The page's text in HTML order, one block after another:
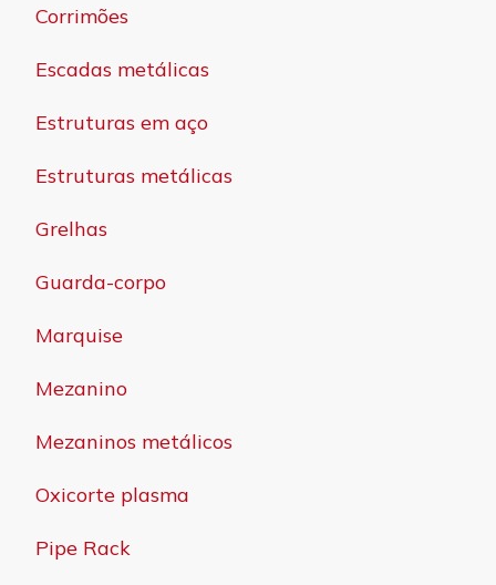
Corrimões
Escadas metálicas
Estruturas em aço
Estruturas metálicas
Grelhas
Guarda-corpo
Marquise
Mezanino
Mezaninos metálicos
Oxicorte plasma
Pipe Rack